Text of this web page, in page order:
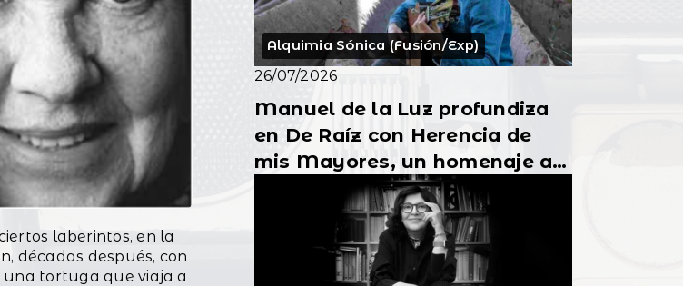
laberintos, en la
décadas después, con
una tortuga que viaja a
Alquimia Sónica (Fusión/Exp)
26/07/2026
Manuel de la Luz profundiza
en De Raíz con Herencia de
mis Mayores, un homenaje a
la tradición flamenca